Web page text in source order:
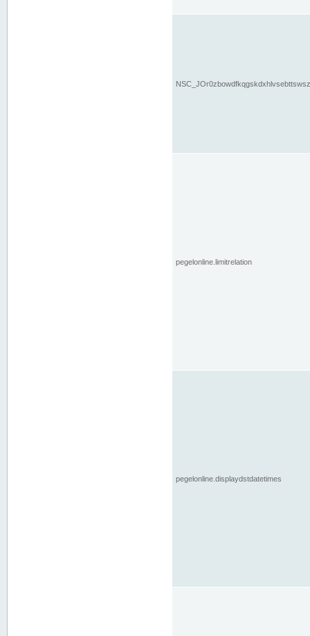
pegelonline.limitrelation
pegelonline.displaydstdatetimes